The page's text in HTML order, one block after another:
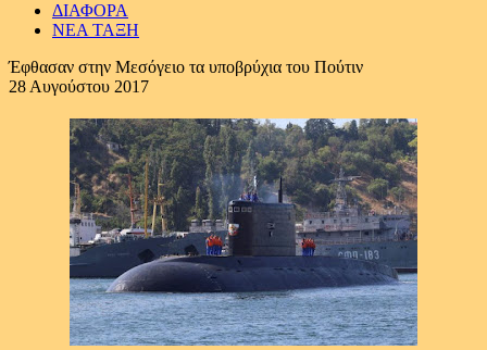
ΔΙΑΦΟΡΑ
ΝΕΑ ΤΑΞΗ
Έφθασαν στην Μεσόγειο τα υποβρύχια του Πούτιν
28 Αυγούστου 2017